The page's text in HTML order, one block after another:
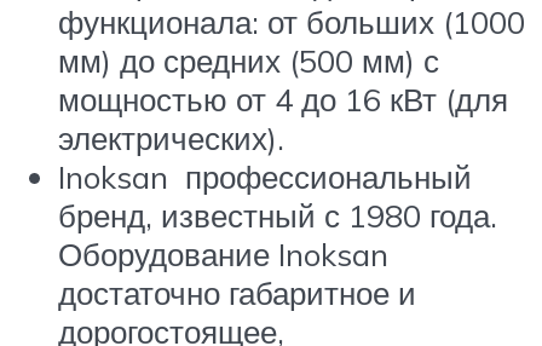
функционала: от больших (1000
мм) до средних (500 мм) с
мощностью от 4 до 16 кВт (для
электрических).
Inoksan профессиональный
бренд, известный с 1980 года.
Оборудование Inoksan
достаточно габаритное и
дорогостоящее,